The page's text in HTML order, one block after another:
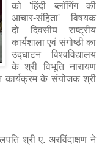
को 'हिंदी ब्लॉगिंग की
आचार-संहिता' विषयक
दो दिवसीय राष्ट्रीय
कार्यशाला एवं संगोष्ठी का
उद्‍घाटन विश्वविद्यालय
के श्री विभूति नारायण
कार्यक्रम के संयोजक श्री
श्री ए. अरविंदाक्षण ने